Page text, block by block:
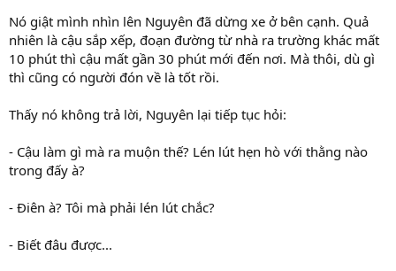
Nó giật mình nhìn lên Nguyên đã dừng xe ở bên cạnh. Quả
nhiên là cậu sắp xếp, đoạn đường từ nhà ra trường khác mất
10 phút thì cậu mất gần 30 phút mới đến nơi. Mà thôi, dù gì
thì cũng có người đón về là tốt rồi.
Thấy nó không trả lời, Nguyên lại tiếp tục hỏi:
- Cậu làm gì mà ra muộn thế? Lén lút hẹn hò với thằng nào
trong đấy à?
- Điên à? Tôi mà phải lén lút chắc?
- Biết đâu được...